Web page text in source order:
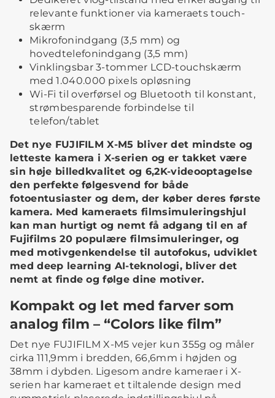
relevante funktioner via kameraets touch-
skærm
Mikrofonindgang (3,5 mm) og
hovedtelefonindgang (3,5 mm)
Vinklingsbar 3-tommer LCD-touchskærm
med 1.040.000 pixels opløsning
Wi-Fi til overførsel og Bluetooth til konstant,
strømbesparende forbindelse til
telefon/tablet
Det nye FUJIFILM X-M5 bliver det mindste og
letteste kamera i X-serien og er takket være
sin høje billedkvalitet og 6,2K-videooptagelse
den perfekte følgesvend for både
fotoentusiaster og dem, der køber deres første
kamera. Med kameraets filmsimuleringshjul
kan man hurtigt og nemt få adgang til en af
Fujifilms 20 populære filmsimuleringer, og
med motivgenkendelse til autofokus, udviklet
med deep learning AI-teknologi, bliver det
nemt at finde og følge dine motiver.
Kompakt og let med farver som
analog film – “Colors like film”
Det nye FUJIFILM X-M5 vejer kun 355g og måler
cirka 111,9mm i bredden, 66,6mm i højden og
38mm i dybden. Ligesom andre kameraer i X-
serien har kameraet et tiltalende design med